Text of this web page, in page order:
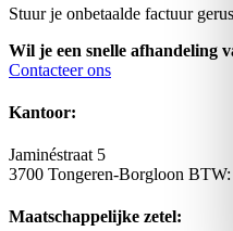
Stuur je onbetaalde factuur
Wil je een snelle afhandeling
Contacteer ons
Kantoor:
Jaminéstraat 5
3700 Tongeren-Borgloon BTW:
Maatschappelijke zetel: